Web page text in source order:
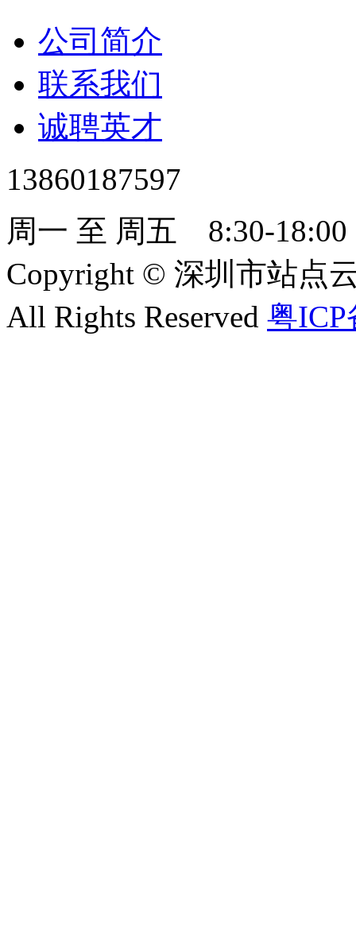
公司简介
联系我们
诚聘英才
13860187597
周一 至 周五 8:30-18:00
Copyright © 深圳市站点
All Rights Reserved 粤ICP